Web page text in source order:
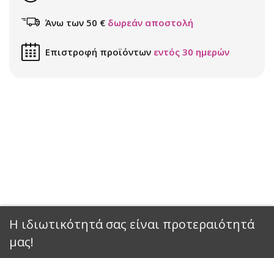
Η ιδιωτικότητά σας είναι προτεραιότητά
μας!
Άνω των 50 € δωρεάν αποστολή
Επιστροφή προϊόντων εντός 30 ημερών